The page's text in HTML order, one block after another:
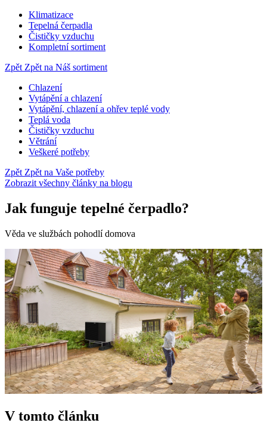
Klimatizace
Tepelná čerpadla
Čističky vzduchu
Kompletní sortiment
Zpět Zpět na Náš sortiment
Chlazení
Vytápění a chlazení
Vytápění, chlazení a ohřev teplé vody
Teplá voda
Čističky vzduchu
Větrání
Veškeré potřeby
Zpět Zpět na Vaše potřeby
Zobrazit všechny články na blogu
Jak funguje tepelné čerpadlo?
Věda ve službách pohodlí domova
V tomto článku